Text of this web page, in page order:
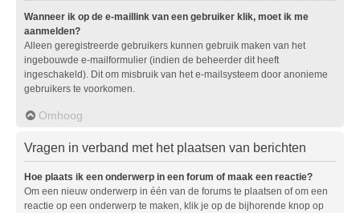
Wanneer ik op de e-maillink van een gebruiker klik, moet ik me
aanmelden?
Alleen geregistreerde gebruikers kunnen gebruik maken van het
ingebouwde e-mailformulier (indien de beheerder dit heeft
ingeschakeld). Dit om misbruik van het e-mailsysteem door anonieme
gebruikers te voorkomen.
Omhoog
Vragen in verband met het plaatsen van berichten
Hoe plaats ik een onderwerp in een forum of maak een reactie?
Om een nieuw onderwerp in één van de forums te plaatsen of om een
reactie op een onderwerp te maken, klik je op de bijhorende knop op